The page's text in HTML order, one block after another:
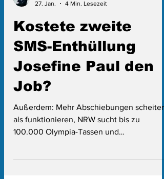
27. Jan.
Kostete zweite
SMS-Enthüllung
Josefine Paul den
Job?
Außerdem: Mehr Abschiebungen scheitern
als funktionieren, NRW sucht bis zu
Rechnungshof veröffentlicht 2026 den